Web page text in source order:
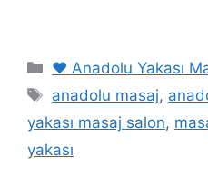
Kategoriler
❤️ Anadolu Yakası
Etiketler
anadolu masaj,
yakası masaj salon,
yakası